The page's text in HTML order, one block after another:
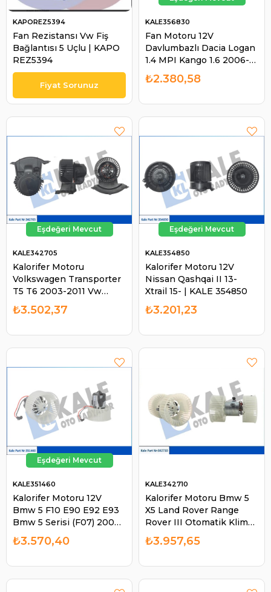
Fan Rezistansı Vw Fiş
Bağlantısı 5 Uçlu | KAPO
REZ5394
KAPOREZ5394
Fan Motoru 12V
Davlumbazlı Dacia Logan
1.4 MPI Kango 1.6 2006-
2012 / Solenza 1.4 2003-
2005 6001546843 | KALE
KALE356830
₺2.380,58
Kalorifer Motoru
Volkswagen Transporter
T5 T6 2003-2011 Vw
Transporter | KALE
342705
KALE342705
₺3.502,37
Kalorifer Motoru 12V
Nissan Qashqai II 13-
Xtrail 15- | KALE 354850
KALE354850
₺3.201,23
Kalorifer Motoru 12V
Bmw 5 F10 E90 E92 E93
Bmw 5 Serisi (F07) 2009-
2017 / 5 Serisi Gran
Turısmo (F07) 2009-2017
KALE351460
₺3.570,40
Kalorifer Motoru Bmw 5
X5 Land Rover Range
Rover III Otomatik Klimalı
| KALE 342710
KALE342710
₺3.957,65